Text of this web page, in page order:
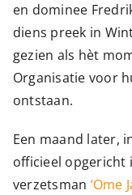
en dominee
diens preek in
gezien als hèt
Organisatie voor
ontstaan.
Een maand later,
officieel opgericht
verzetsman ‘Ome